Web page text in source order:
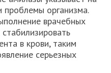
проблемы организма.
врачебных
в крови, таким
серьезных